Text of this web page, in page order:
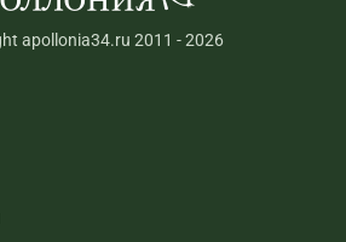
apollonia34.ru 2011 - 2026